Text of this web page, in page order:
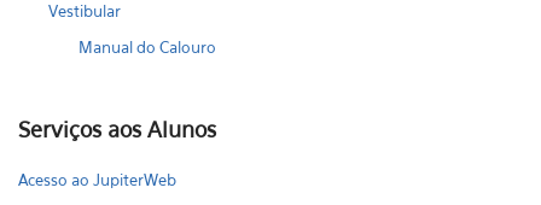
Vestibular
Manual do Calouro
Serviços aos Alunos
Acesso ao JupiterWeb